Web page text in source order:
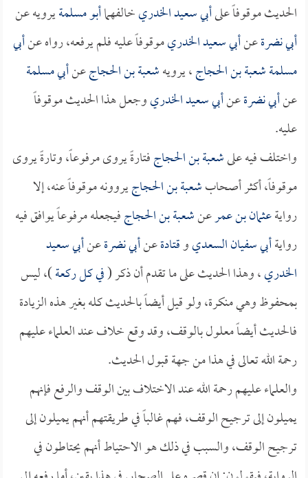
الحديث موقوفاً علىأبي سعيد الخدريخالفهماأبو مسلمةيرويه عن
أبي نضرةعنأبي سعيد الخدريموقوفاً عليه فلم يرفعه، رواه عنأبي
مسلمةشعبة بن الحجاج، يرويهشعبة بن الحجاجعنأبي مسلمة
عنأبي نضرةعنأبي سعيد الخدريوجعل هذا الحديث موقوفاً
عليه.
واختلف فيه علىشعبة بن الحجاجفتارةً يروى مرفوعاً، وتارةً يروى
موقوفاً، أكثر أصحابشعبة بن الحجاجيروونه موقوفاً عنه، إلا
روايةعثمان بن عمرعنشعبة بن الحجاجفيجعله مرفوعاً يوافق فيه
روايةأبي سفيان السعديوقتادةعنأبي نضرةعنأبي سعيد
الخدري، وهذا الحديث على ما تقدم أن ذكر (في كل ركعة)، ليس
بمحفوظ وهي منكرة، ولو قيل أيضاً بالحديث كله بغير هذه الزيادة
فالحديث أيضاً معلول بالوقف، وقد وقع خلاف عند العلماء عليهم
رحمة الله تعالى في هذا من جهة قبول الحديث.
والعلماء عليهم رحمة الله عند الاختلاف بين الوقف والرفع فإنهم
يميلون إلى ترجيح الوقف، فهم غالباً في طريقتهم أنهم يميلون إلى
ترجيح الوقف، والسبب في ذلك هو الاحتياط أنهم يحتاطون في